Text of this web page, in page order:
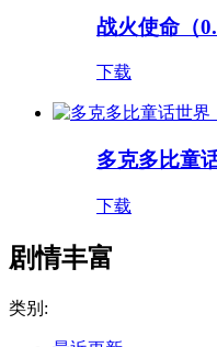
战火使命（
下载
多克多比童
下载
剧情丰富
类别: